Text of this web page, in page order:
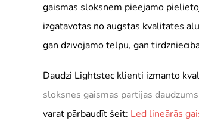
gaismas sloksnēm pieejamo
izgatavotas no augstas kvalitātes
gan dzīvojamo telpu, gan
Daudzi Lightstec klienti izmanto
sloksnes gaismas partijas daudzums
varat pārbaudīt šeit: Led lineārās